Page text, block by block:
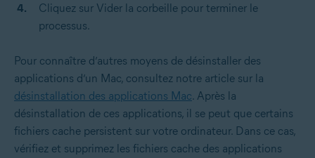
Cliquez sur Vider la corbeille pour terminer le
processus.
Pour connaître d’autres moyens de désinstaller des
applications d’un Mac, consultez notre article sur la
désinstallation des applications Mac. Après la
désinstallation de ces applications, il se peut que certains
fichiers cache persistent sur votre ordinateur. Dans ce cas,
vérifiez et supprimez les fichiers cache des applications